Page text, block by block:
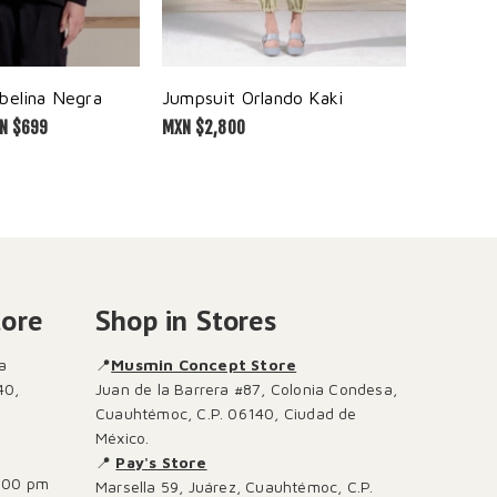
Negra
$699
Jumpsuit Orlando Kaki
MXN $2,800
pm
Shop in Stores
📍Musmin Concept Store
Juan de la Barrera #87, Colonia Condesa,
Cuauhtémoc, C.P. 06140, Ciudad de
México.
📍 Pay's Store
Marsella 59, Juárez, Cuauhtémoc, C.P.